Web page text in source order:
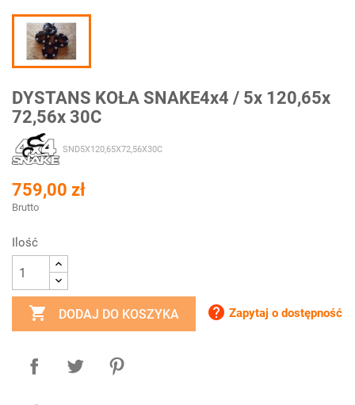
DYSTANS KOŁA SNAKE4x4 / 5x 120,65x
72,56x 30C
SND5X120,65X72,56X30C
759,00 zł
Brutto
Ilość
 DODAJ DO KOSZYKA  Zapytaj o dostępność